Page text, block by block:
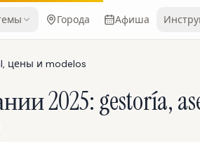
Города Афиша
цены и modelos
2025: gestoría,